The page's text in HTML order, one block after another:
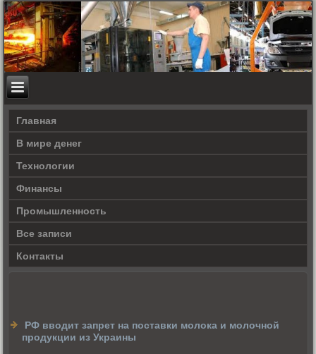
Главная
В мире денег
Технологии
Финансы
Промышленность
Все записи
Контакты
РФ вводит запрет на поставки молока и молочной
продукции из Украины